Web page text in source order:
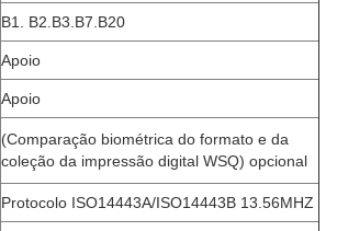
B1. B2.B3.B7.B20
Apoio
Apoio
(Comparação biométrica do formato e da
coleção da impressão digital WSQ) opcional
Protocolo ISO14443A/ISO14443B 13.56MHZ